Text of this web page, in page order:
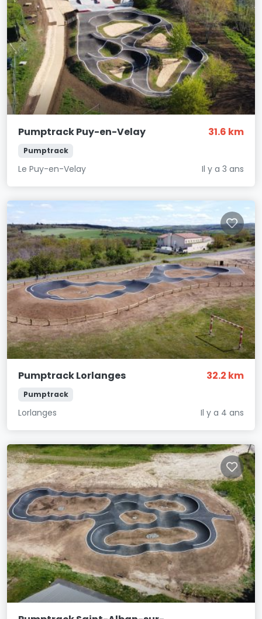
Pumptrack Puy-en-Velay 31.6 km
Pumptrack
Le Puy-en-Velay Il y a 3 ans
Pumptrack Lorlanges 32.2 km
Pumptrack
Lorlanges Il y a 4 ans